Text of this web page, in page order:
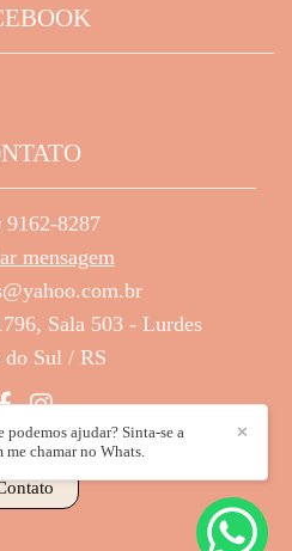
9162-8287
mensagem
Sala 503 - Lurdes
do Sul / RS
✕
podemos ajudar? Sinta-se a
me chamar no Whats.